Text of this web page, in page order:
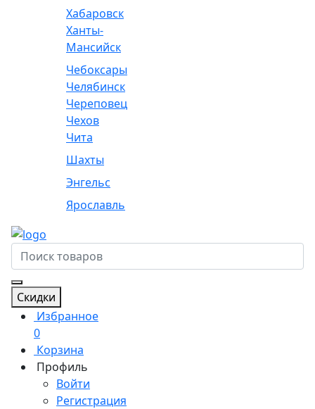
Хабаровск
Ханты-
Мансийск
Чебоксары
Челябинск
Череповец
Чехов
Чита
Шахты
Энгельс
Ярославль
Скидки
Избранное
0
Корзина
Профиль
Войти
Регистрация